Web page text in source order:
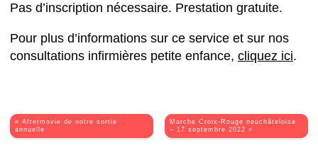
Pas d’inscription nécessaire. Prestation gratuite.
Pour plus d’informations sur ce service et sur nos
consultations infirmières petite enfance, cliquez ici.
Marche Croix-Rouge neuchâteloise
– 17 septembre 2022 »
« Aftermovie de notre sortie
annuelle